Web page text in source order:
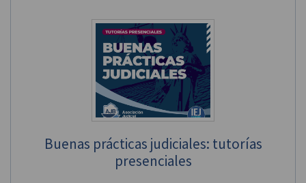
Buenas prácticas judiciales: tutorías
presenciales